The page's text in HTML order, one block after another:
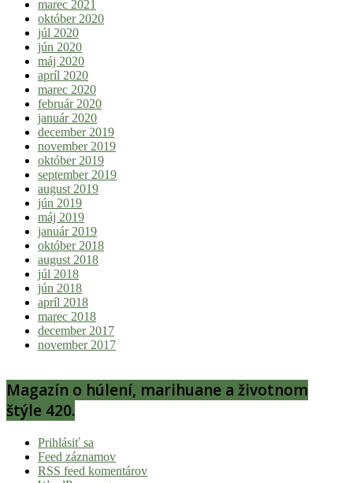
marec 2021
október 2020
júl 2020
jún 2020
máj 2020
apríl 2020
marec 2020
február 2020
január 2020
december 2019
november 2019
október 2019
september 2019
august 2019
jún 2019
máj 2019
január 2019
október 2018
august 2018
júl 2018
jún 2018
apríl 2018
marec 2018
december 2017
november 2017
Magazín o húlení, marihuane a životnom
štýle 420.
Prihlásiť sa
Feed záznamov
RSS feed komentárov